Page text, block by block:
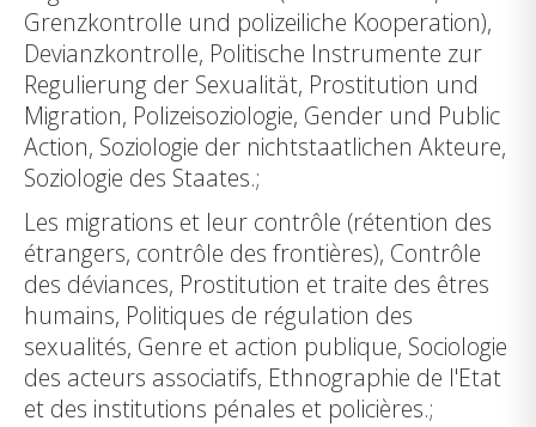
Grenzkontrolle und polizeiliche Kooperation),
Devianzkontrolle, Politische Instrumente zur
Regulierung der Sexualität, Prostitution und
Migration, Polizeisoziologie, Gender und Public
Action, Soziologie der nichtstaatlichen Akteure,
Soziologie des Staates.;
Les migrations et leur contrôle (rétention des
étrangers, contrôle des frontières), Contrôle
des déviances, Prostitution et traite des êtres
humains, Politiques de régulation des
sexualités, Genre et action publique, Sociologie
des acteurs associatifs, Ethnographie de l'Etat
et des institutions pénales et policières.;